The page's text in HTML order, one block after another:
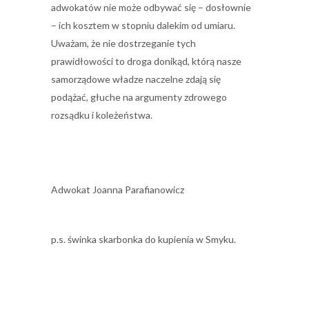
adwokatów nie może odbywać się – dosłownie
– ich kosztem w stopniu dalekim od umiaru.
Uważam, że nie dostrzeganie tych
prawidłowości to droga donikąd, którą nasze
samorządowe władze naczelne zdają się
podążać, głuche na argumenty zdrowego
rozsądku i koleżeństwa.
Adwokat Joanna Parafianowicz
p.s. świnka skarbonka do kupienia w Smyku.